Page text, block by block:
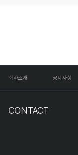
회사소개 공지사항
CONTACT